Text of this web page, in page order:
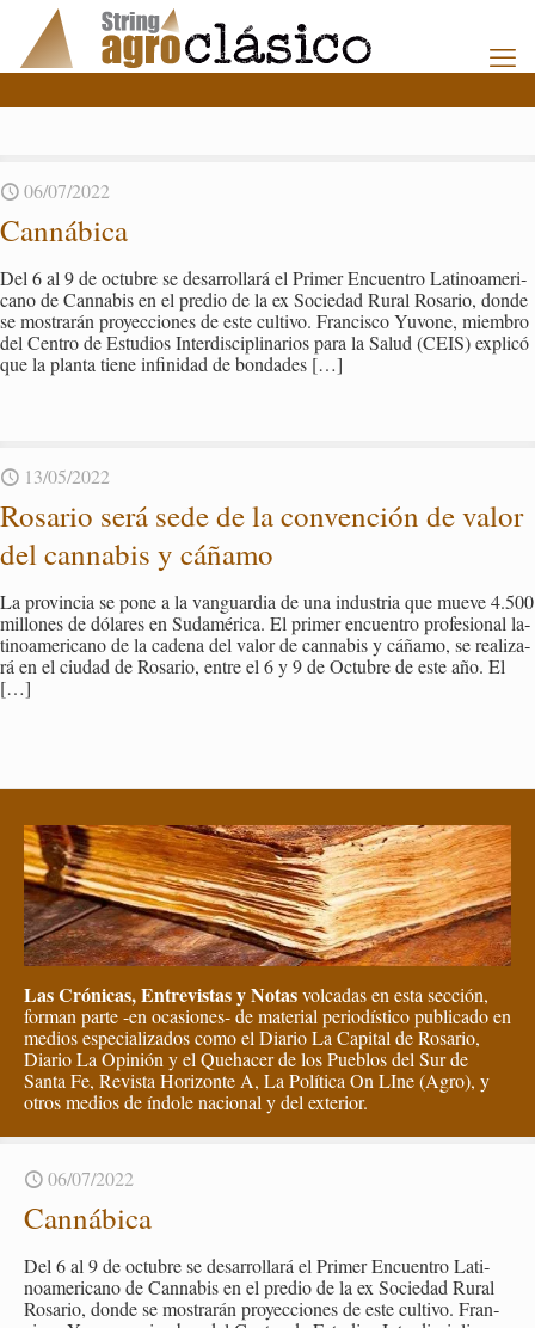
06/07/2022
Can­ná­bi­ca
Del 6 al 9 de oc­tu­bre se desa­rro­lla­rá el Pri­mer En­cuen­tro La­ti­noa­me­ri­
cano de Can­na­bis en el pre­dio de la ex So­cie­dad Rural Ro­sa­rio, donde
se mos­tra­rán pro­yec­cio­nes de este cul­ti­vo. Fran­cis­co Yu­vo­ne, miem­bro
del Cen­tro de Es­tu­dios In­ter­dis­ci­pli­na­rios para la Salud (CEIS) ex­pli­có
que la plan­ta tiene in­fi­ni­dad de bon­da­des […]
13/05/2022
Ro­sa­rio será sede de la con­ven­ción de valor
del can­na­bis y cá­ña­mo
La pro­vin­cia se pone a la van­guar­dia de una in­dus­tria que mueve 4.500
mi­llo­nes de dó­la­res en Su­da­mé­ri­ca. El pri­mer en­cuen­tro pro­fe­sio­nal la­
ti­noa­me­ri­cano de la ca­de­na del valor de can­na­bis y cá­ña­mo, se rea­li­za­
rá en el ciu­dad de Ro­sa­rio, entre el 6 y 9 de Oc­tu­bre de este año. El
[…]
Las Crónicas, Entrevistas y Notasvolcadas en esta sección,
forman parte -en ocasiones- de material periodístico publicado en
medios especializados como el Diario La Capital de Rosario,
Diario La Opinión y el Quehacer de los Pueblos del Sur de
Santa Fe, Revista Horizonte A, La Política On LIne (Agro), y
otros medios de índole nacional y del exterior.
06/07/2022
Can­ná­bi­ca
Del 6 al 9 de oc­tu­bre se desa­rro­lla­rá el Pri­mer En­cuen­tro La­ti­
noa­me­ri­cano de Can­na­bis en el pre­dio de la ex So­cie­dad Rural
Ro­sa­rio, donde se mos­tra­rán pro­yec­cio­nes de este cul­ti­vo. Fran­